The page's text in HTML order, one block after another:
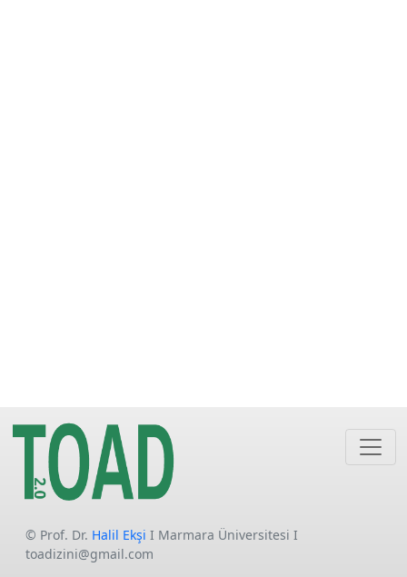
© Prof. Dr. Halil Ekşi I Marmara Üniversitesi I
toadizini@gmail.com